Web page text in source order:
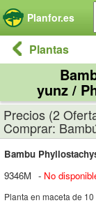
Planfor.es
Plantas
yunz /
Precios (2
Comprar:
Bambu
9346M - No
Planta en maceta de
Panel de gestión de